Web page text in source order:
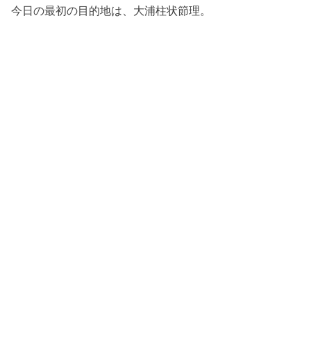
今日の最初の目的地は、大浦柱状節理。